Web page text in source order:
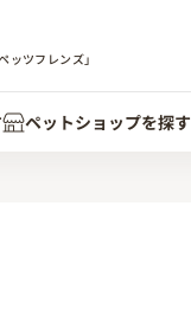
ッツフレンズ」
ペットショップを探す